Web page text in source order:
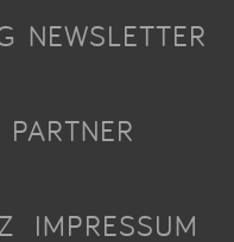
NEWSLETTER
PARTNER
IMPRESSUM